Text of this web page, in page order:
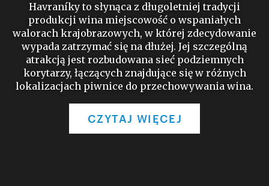
Havraníky to słynąca z długoletniej tradycji
produkcji wina miejscowość o wspaniałych
walorach krajobrazowych, w której zdecydowanie
wypada zatrzymać się na dłużej. Jej szczególną
atrakcją jest rozbudowana sieć podziemnych
korytarzy, łączących znajdujące się w różnych
lokalizacjach piwnice do przechowywania wina.
CZYTAJ WIĘCEJ